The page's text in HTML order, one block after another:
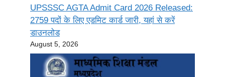
UPSSSC AGTA Admit Card 2026 Released:
2759 पदों के लिए एडमिट कार्ड जारी, यहां से करें
डाउनलोड
August 5, 2026